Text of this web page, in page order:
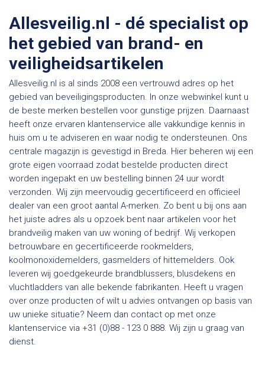
Allesveilig.nl - dé specialist op
het gebied van brand- en
veiligheidsartikelen
Allesveilig.nl is al sinds 2008 een vertrouwd adres op het
gebied van beveiligingsproducten. In onze webwinkel kunt u
de beste merken bestellen voor gunstige prijzen. Daarnaast
heeft onze ervaren klantenservice alle vakkundige kennis in
huis om u te adviseren en waar nodig te ondersteunen. Ons
centrale magazijn is gevestigd in Breda. Hier beheren wij een
grote eigen voorraad zodat bestelde producten direct
worden ingepakt en uw bestelling binnen 24 uur wordt
verzonden. Wij zijn meervoudig gecertificeerd en officieel
dealer van een groot aantal A-merken. Zo bent u bij ons aan
het juiste adres als u opzoek bent naar artikelen voor het
brandveilig maken van uw woning of bedrijf. Wij verkopen
betrouwbare en gecertificeerde rookmelders,
koolmonoxidemelders, gasmelders of hittemelders. Ook
leveren wij goedgekeurde brandblussers, blusdekens en
vluchtladders van alle bekende fabrikanten. Heeft u vragen
over onze producten of wilt u advies ontvangen op basis van
uw unieke situatie? Neem dan contact op met onze
klantenservice via +31 (0)88 - 123 0 888. Wij zijn u graag van
dienst.